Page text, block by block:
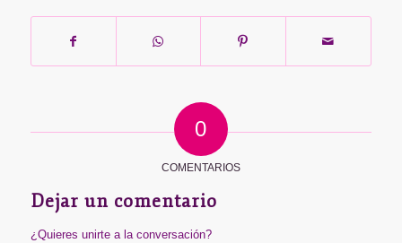
0
COMENTARIOS
Dejar un comentario
¿Quieres unirte a la conversación?